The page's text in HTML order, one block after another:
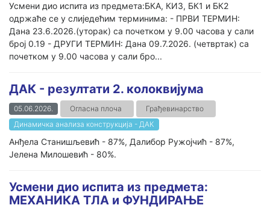
Усмени дио испита из предмета:БКА, КИ3, БК1 и БК2
одржаће се у слиједећим терминима: - ПРВИ ТЕРМИН:
Дана 23.6.2026.(уторак) са почетком у 9.00 часова у сали
број 0.19 - ДРУГИ ТЕРМИН: Дана 09.7.2026. (четвртак) са
почетком у 9.00 часова у сали бро...
ДАК - резултати 2. колоквијума
05.06.2026. Огласна плоча
Грађевинарство
Динамичка анализа конструкција - ДАК
Анђела Станишљевић - 87%, Далибор Ружојчић - 87%,
Јелена Милошевић - 80%.
Усмени дио испита из предмета:
МЕХАНИКА ТЛА и ФУНДИРАЊЕ